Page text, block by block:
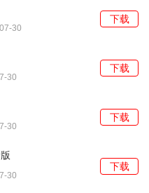
位到想要观看的剧集，节省
时观看最新的电视剧、电
求。
能快速找到自己感兴趣的
30
下载
30
下载
30
下载
30
下载